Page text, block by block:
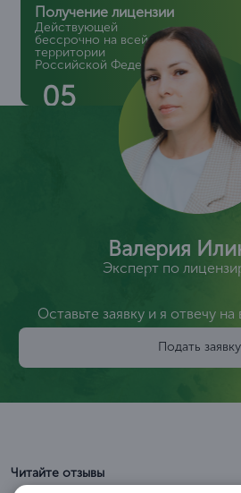
Получение лицензии
Действующей
бессрочно на всей
территории
Российской Федерации
05
Валерия
Эксперт по
Оставьте заявку и я отвечу
Подать заявку
Читайте отзывы